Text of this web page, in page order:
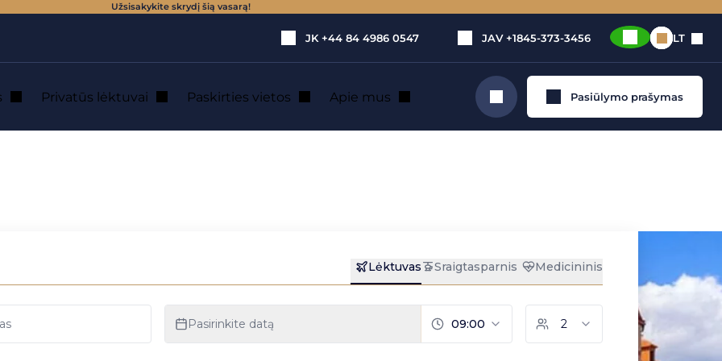
Užsisakykite skrydį šią vasarą!
JK +44 84 4986 0547 JAV +1845-373-3456 LT
Privatūs lėktuvai Paskirties vietos Apie mus Ieškoti Pasiūlymo prašymas